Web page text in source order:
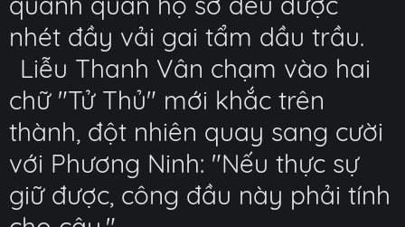
nhét đầy vải gai tẩm dầu trầu.
Liễu Thanh Vân chạm vào hai
chữ "Tử Thủ" mới khắc trên
thành, đột nhiên quay sang cười
với Phương Ninh: "Nếu thực sự
giữ được, công đầu này phải tính